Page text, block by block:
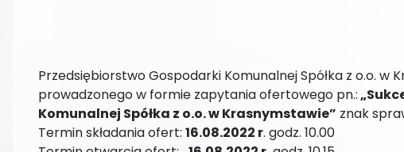
Przedsiębiorstwo Gospodarki Komunalnej Spółka z o.o.
prowadzonego w formie zapytania ofertowego pn.:
Komunalnej Spółka z o.o. w Krasnymstawie” znak
Termin składania ofert: 16.08.2022 r. godz. 10.00